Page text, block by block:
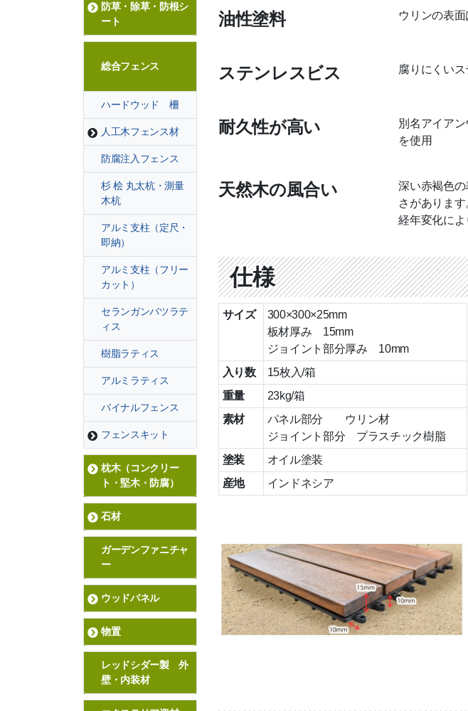
防草・除草・防根シ
ート
総合フェンス
ハードウッド 柵
人工木フェンス材
防腐注入フェンス
杉 桧 丸太杭・測量
木杭
アルミ支柱（定尺・
即納）
アルミ支柱（フリー
カット）
セランガンバツラテ
ィス
樹脂ラティス
アルミラティス
バイナルフェンス
フェンスキット
枕木（コンクリー
ト・堅木・防腐）
石材
ガーデンファニチャ
ー
ウッドパネル
物置
レッドシダー製 外
壁・内装材
油性塗料 ウリンの表
ステンレスビス 腐りにくい
耐久性が高い
別名アイア
を使用
天然木の風合い
深い赤褐色
さがあります
経年変化によ
仕様
サイズ
300×300×25mm
板材厚み 15mm
ジョイント部分厚み 10mm
入り数
15枚入/箱
重量
23kg/箱
素材
パネル部分 ウリン材
ジョイント部分 プラスチック樹脂
塗装
オイル塗装
産地
インドネシア